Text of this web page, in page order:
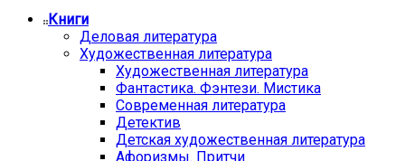
Книги
Деловая литература
Художественная литература
Художественная литература
Фантастика. Фэнтези. Мистика
Современная литература
Детектив
Детская художественная литература
Афоризмы. Притчи